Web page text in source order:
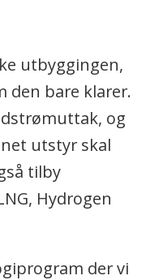
utbyggingen,
den bare klarer.
og
utstyr skal
tilby
Hydrogen
der vi